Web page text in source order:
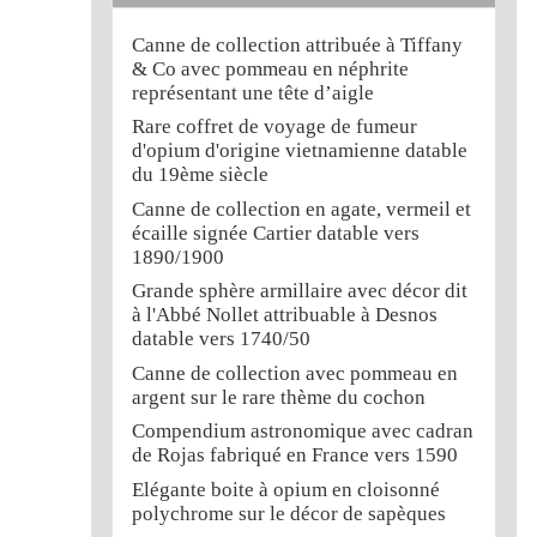
Canne de collection attribuée à Tiffany
& Co avec pommeau en néphrite
représentant une tête d’aigle
Rare coffret de voyage de fumeur
d'opium d'origine vietnamienne datable
du 19ème siècle
Canne de collection en agate, vermeil et
écaille signée Cartier datable vers
1890/1900
Grande sphère armillaire avec décor dit
à l'Abbé Nollet attribuable à Desnos
datable vers 1740/50
Canne de collection avec pommeau en
argent sur le rare thème du cochon
Compendium astronomique avec cadran
de Rojas fabriqué en France vers 1590
Elégante boite à opium en cloisonné
polychrome sur le décor de sapèques